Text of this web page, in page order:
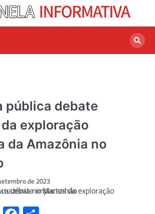
pública debate
exploração
da Amazônia no
de 2023